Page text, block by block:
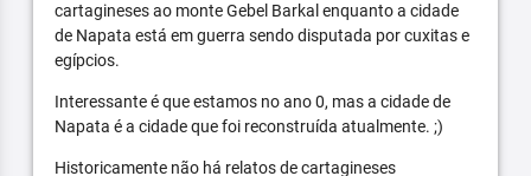
cartagineses ao monte Gebel Barkal enquanto a cidade
de Napata está em guerra sendo disputada por cuxitas e
egípcios.
Interessante é que estamos no ano 0, mas a cidade de
Napata é a cidade que foi reconstruída atualmente. ;)
Historicamente não há relatos de cartagineses